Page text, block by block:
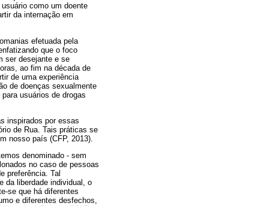
como um doente
da internação em
efetuada pela
que o foco
ser desejante e se
ao fim na década de
de uma experiência
de doenças sexualmente
usuários de drogas
inspirados por essas
de Rua. Tais práticas se
nosso país (CFP, 2013).
denominado - sem
no caso de pessoas
preferência. Tal
da liberdade individual, o
se que há diferentes
e diferentes desfechos,